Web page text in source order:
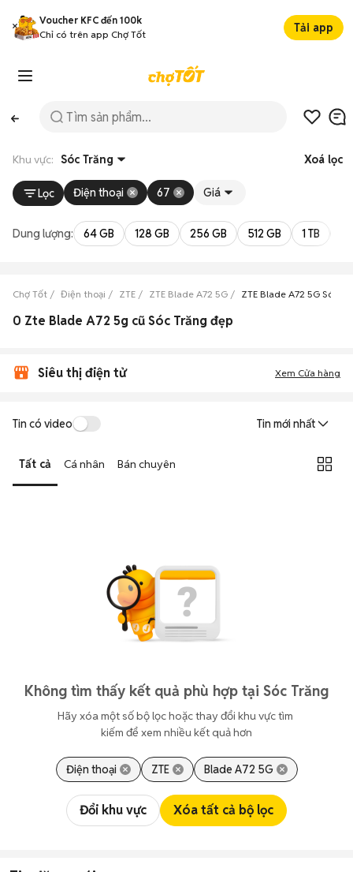
Voucher KFC đến 100k
Chỉ có trên app Chợ Tốt
Tải app
Khu vực: Sóc Trăng Xoá lọc
Lọc Điện thoại 67 Giá
Dung lượng: 64 GB 128 GB 256 GB 512 GB 1 TB
Chợ Tốt Điện thoại ZTE ZTE Blade A72 5G ZTE Blade A72 5G Sóc
0 Zte Blade A72 5g cũ Sóc Trăng đẹp
Siêu thị điện tử Xem Cửa hàng
Tin có video Tin mới nhất
Tất cả Cá nhân Bán chuyên
Không tìm thấy kết quả phù hợp tại Sóc Trăng
Hãy xóa một số bộ lọc hoặc thay đổi khu vực tìm
kiếm để xem nhiều kết quả hơn
Điện thoại ZTE Blade A72 5G
Đổi khu vực Xóa tất cả bộ lọc